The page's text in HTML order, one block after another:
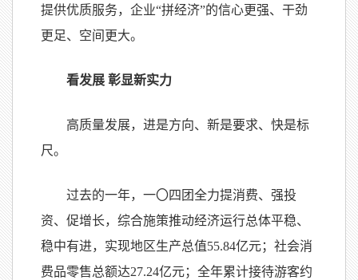
提供优质服务，企业“拼经济”的信心更强、干劲
更足、空间更大。
看发展 彰显新实力
高质量发展，进是方向、新是要求、快是标
尺。
过去的一年，一〇四团全力提消费、强投
资、促增长，综合施策推动经济运行总体平稳、
稳中有进，实现地区生产总值55.84亿元；社会消
费品零售总额达27.24亿元；全年累计接待游客约